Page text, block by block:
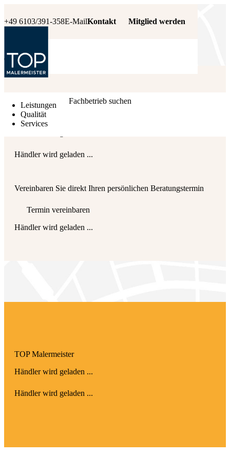
+49 6103/391-358E-MailKontakt Mitglied werden
Leistungen
Qualität
Services
Fachbetrieb suchen
Händler wird geladen ...
Händler wird geladen ...
Vereinbaren Sie direkt Ihren persönlichen Beratungstermin
Termin vereinbaren
Händler wird geladen ...
TOP Maler­meister
Händler wird geladen ...
Händler wird geladen ...